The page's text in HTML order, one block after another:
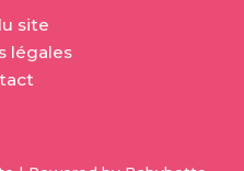
site
légales